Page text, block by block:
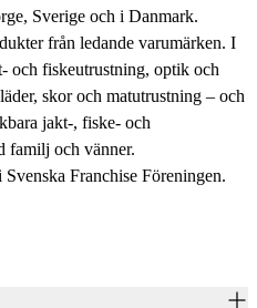
Sverige och i Danmark.
från ledande varumärken. I
och fiskeutrustning, optik och
skor och matutrustning – och
jakt-, fiske- och
familj och vänner.
Franchise Föreningen.